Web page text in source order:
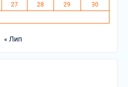
27 28 29
30
« Лип